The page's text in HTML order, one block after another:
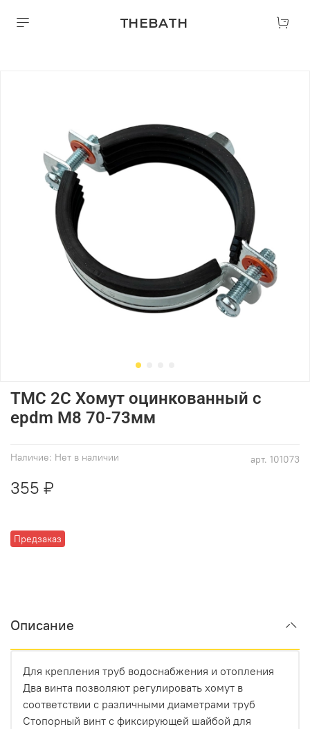
THEBATH
арт. 101073
Наличие: Нет в наличии
Предзаказ
ТМС 2С Хомут оцинкованный с
epdm M8 70-73мм
355 ₽
Описание
Для крепления труб водоснабжения и отопления
Два винта позволяют регулировать хомут в
соответствии с различными диаметрами труб
Стопорный винт с фиксирующей шайбой для